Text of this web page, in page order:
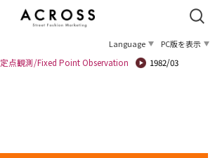
Language
PC版を表示
定点観測/Fixed Point Observation 1982/03